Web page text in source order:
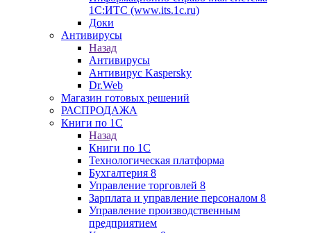
1С:ИТС (www.its.1c.ru)
Доки
Антивирусы
Назад
Антивирусы
Антивирус Kaspersky
Dr.Web
Магазин готовых решений
РАСПРОДАЖА
Книги по 1С
Назад
Книги по 1С
Технологическая платформа
Бухгалтерия 8
Управление торговлей 8
Зарплата и управление персоналом 8
Управление производственным
предприятием